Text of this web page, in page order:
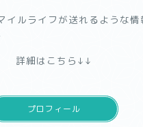
イルライフが送れるような情
詳細はこちら↓↓
プロフィール